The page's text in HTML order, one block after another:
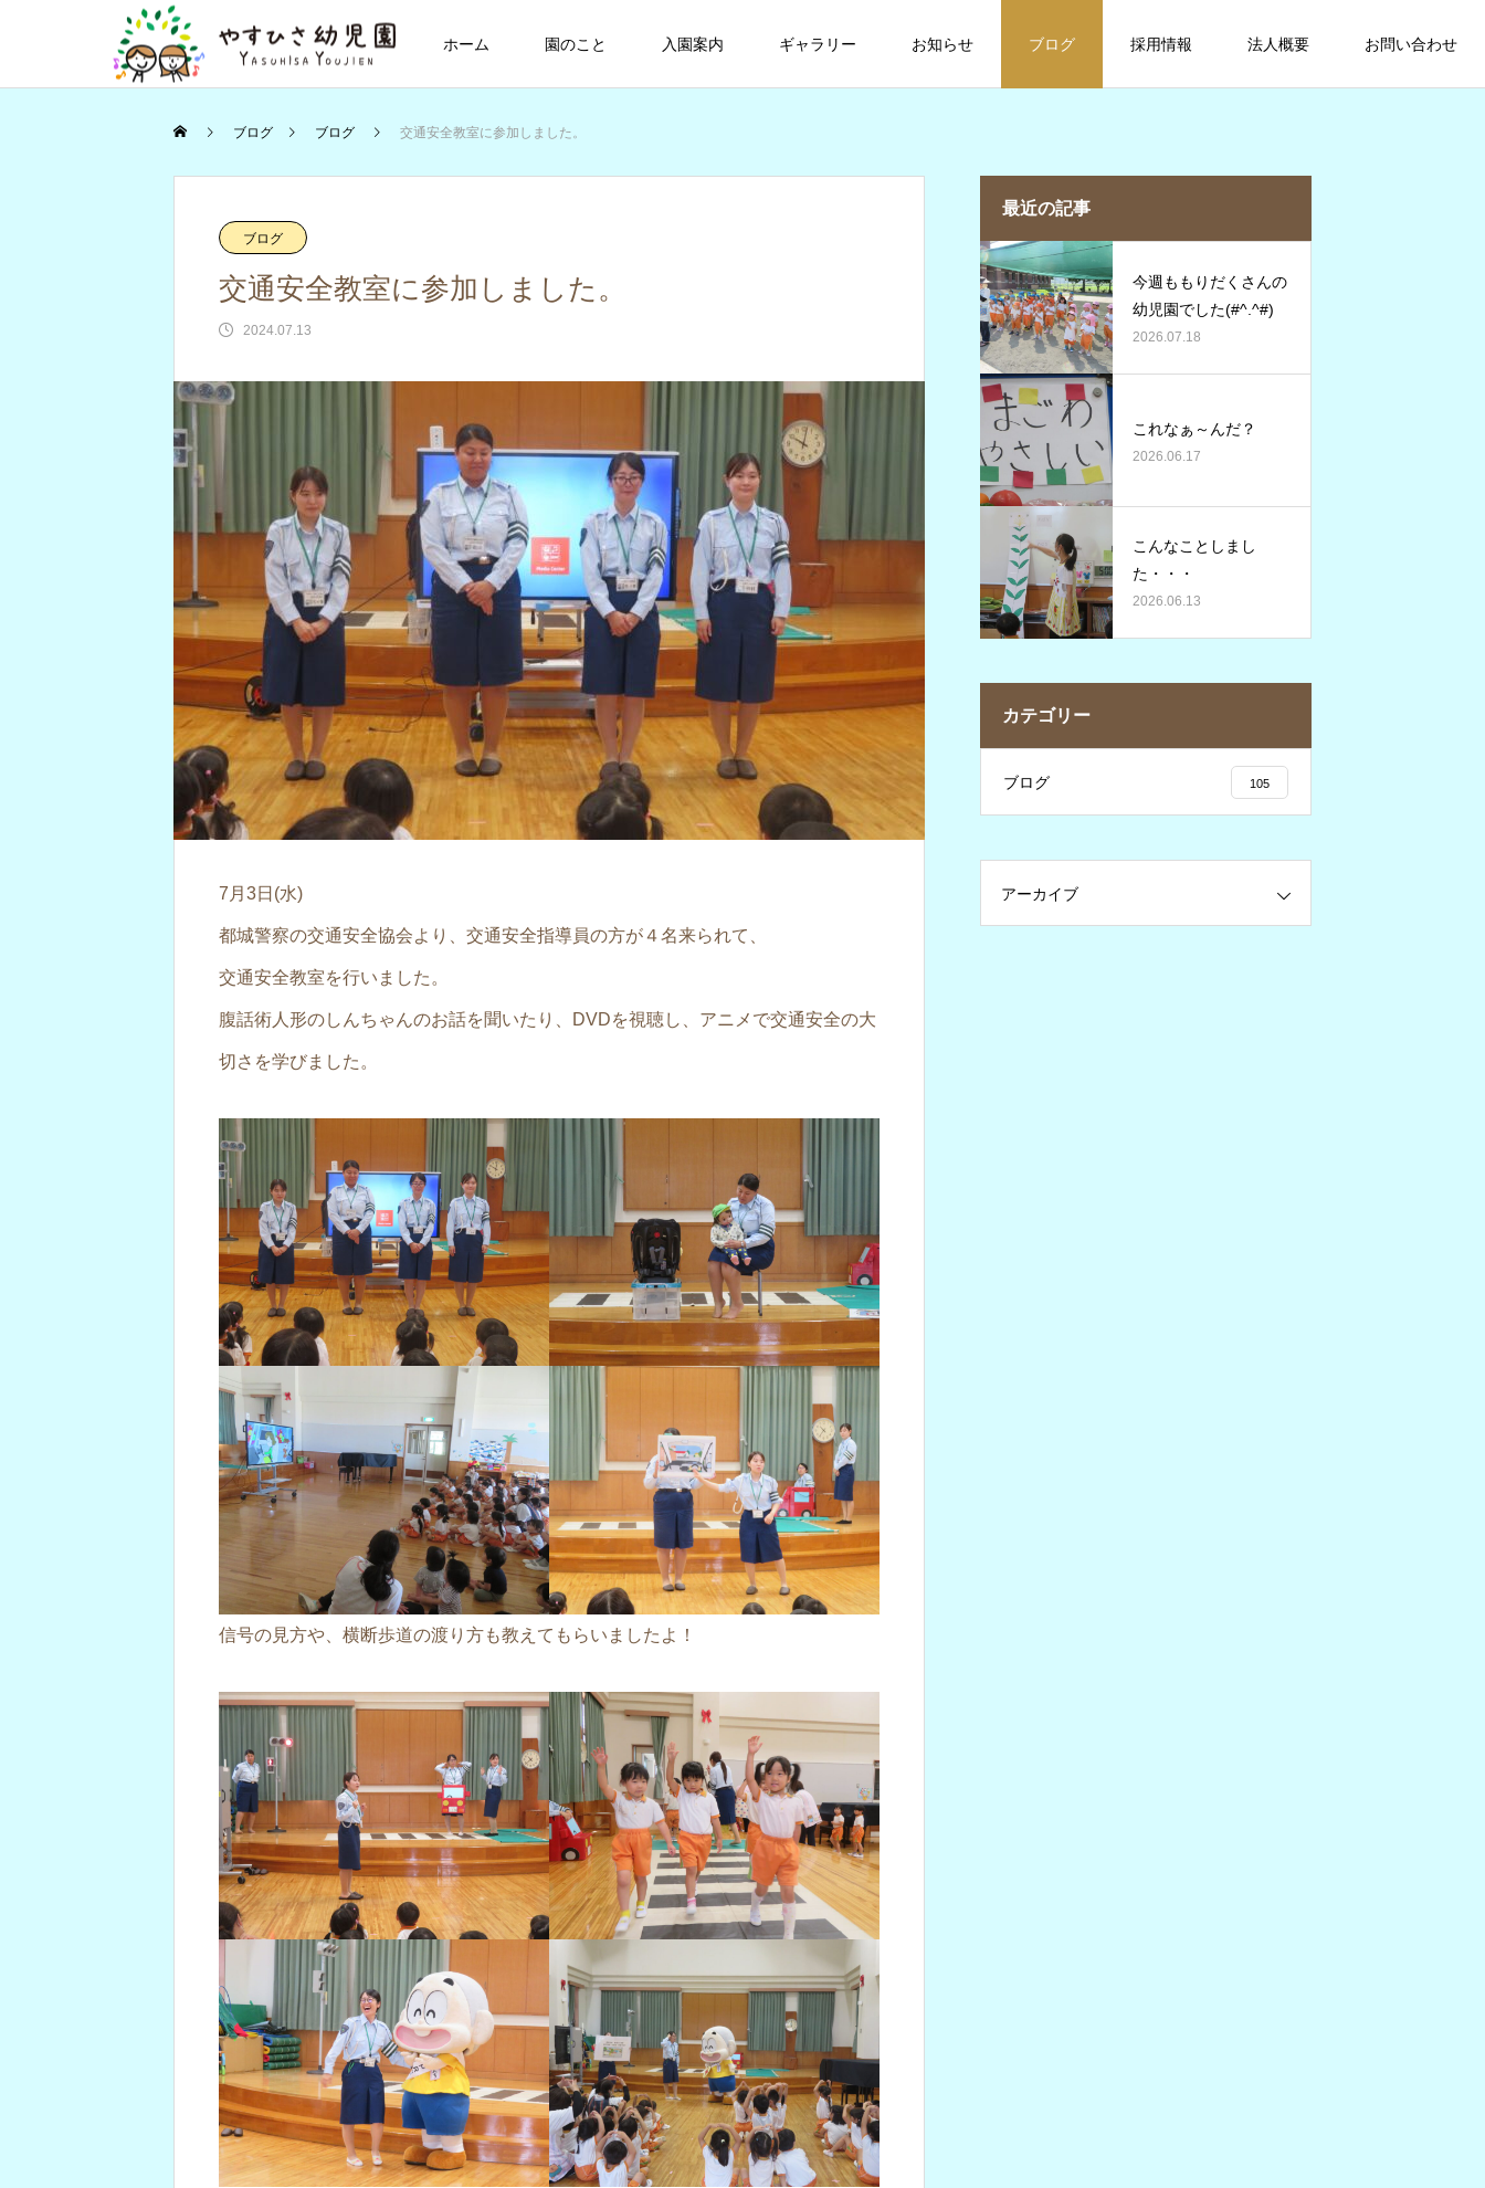
ホーム 園のこと 入園案内 ギャラリー お知らせ ブログ 採用情報 法人概要 お問い合わせ
ブログ ブログ 交通安全教室に参加しました。
ブログ
交通安全教室に参加しました。
2024.07.13
7月3日(水)
都城警察の交通安全協会より、交通安全指導員の方が４名来られて、
交通安全教室を行いました。
腹話術人形のしんちゃんのお話を聞いたり、DVDを視聴し、アニメで交通安全の大
切さを学びました。
信号の見方や、横断歩道の渡り方も教えてもらいましたよ！
最近の記事
今週ももりだくさんの
幼児園でした(#^.^#)
2026.07.18
これなぁ～んだ？
2026.06.17
こんなことしまし
た・・・
2026.06.13
カテゴリー
ブログ 105
アーカイブ